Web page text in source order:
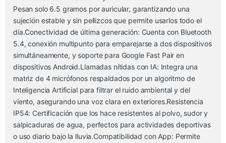
Pesan solo 6.5 gramos por auricular, garantizando una
sujeción estable y sin pellizcos que permite usarlos todo el
día.Conectividad de última generación: Cuenta con Bluetooth
5.4, conexión multipunto para emparejarse a dos dispositivos
simultáneamente, y soporte para Google Fast Pair en
dispositivos Android.Llamadas nítidas con IA: Integra una
matriz de 4 micrófonos respaldados por un algoritmo de
Inteligencia Artificial para filtrar el ruido ambiental y del
viento, asegurando una voz clara en exteriores.Resistencia
IP54: Certificación que los hace resistentes al polvo, sudor y
salpicaduras de agua, perfectos para actividades deportivas
o uso diario bajo la lluvia.Compatibilidad con App: Permite